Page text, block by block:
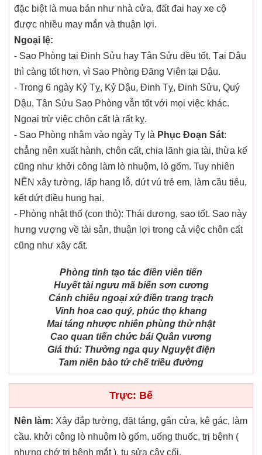
đặc biệt là mua bán như nhà cửa, đất đai hay xe cộ
được nhiều may mắn và thuận lợi.
Ngoại lệ:
- Sao Phòng tại Đinh Sửu hay Tân Sửu đều tốt. Tại Dậu
thì càng tốt hơn, vì Sao Phòng Đăng Viên tại Dậu.
- Trong 6 ngày Kỷ Tỵ, Kỷ Dậu, Đinh Tỵ, Đinh Sửu, Quý
Dậu, Tân Sửu Sao Phòng vẫn tốt với mọi việc khác.
Ngoại trừ việc chôn cất là rất kỵ.
- Sao Phòng nhằm vào ngày Tỵ là Phục Đoạn Sát:
chẳng nên xuất hành, chôn cất, chia lãnh gia tài, thừa kế
cũng như khởi công làm lò nhuộm, lò gốm. Tuy nhiên
NÊN xây tường, lấp hang lỗ, dứt vú trẻ em, làm cầu tiêu,
kết dứt điều hung hại.
- Phòng nhật thố (con thỏ): Thái dương, sao tốt. Sao này
hưng vượng về tài sản, thuận lợi trong cả việc chôn cất
cũng như xây cất.
Phòng tinh tạo tác điền viên tiến
Huyết tài ngưu mã biến sơn cương
Cánh chiêu ngoại xứ điền trang trạch
Vinh hoa cao quý, phúc thọ khang
Mai táng nhược nhiên phùng thử nhật
Cao quan tiến chức bái Quân vương
Giá thú: Thường nga quy Nguyệt điện
Tam niên bào tử chế triều đường
Trực: Bế
Nên làm: Xây đắp tường, đặt táng, gắn cửa, kê gác, làm
cầu. khởi công lò nhuộm lò gốm, uống thuốc, trị bệnh (
nhưng chớ trị bệnh mắt ), tu sửa cây cối.